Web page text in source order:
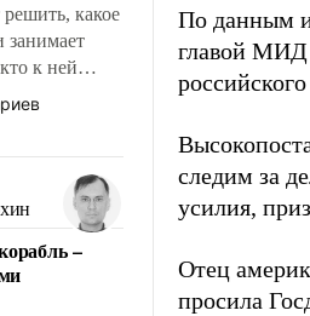
какое
занимает
к ней
из нее
от просто
Иногда
вопросы
но –
–
По данным
главой МИД
следим за
усилия,
Отец
просила